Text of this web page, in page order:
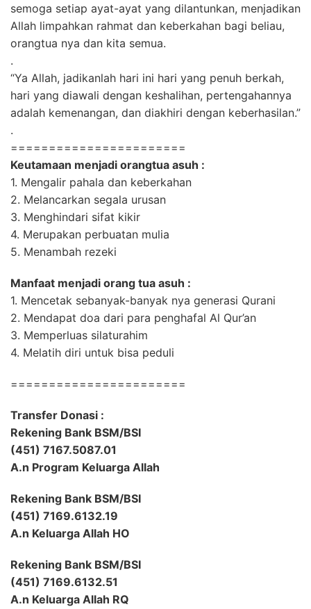
semoga setiap ayat-ayat yang dilantunkan, menjadikan
Allah limpahkan rahmat dan keberkahan bagi beliau,
orangtua nya dan kita semua.
.
“Ya Allah, jadikanlah hari ini hari yang penuh berkah,
hari yang diawali dengan keshalihan, pertengahannya
adalah kemenangan, dan diakhiri dengan keberhasilan.”
.
=======================
Keutamaan menjadi orangtua asuh :
1. Mengalir pahala dan keberkahan
2. Melancarkan segala urusan
3. Menghindari sifat kikir
4. Merupakan perbuatan mulia
5. Menambah rezeki
Manfaat menjadi orang tua asuh :
1. Mencetak sebanyak-banyak nya generasi Qurani
2. Mendapat doa dari para penghafal Al Qur’an
3. Memperluas silaturahim
4. Melatih diri untuk bisa peduli
=======================
Transfer Donasi :
Rekening Bank BSM/BSI
(451) 7167.5087.01
A.n Program Keluarga Allah
Rekening Bank BSM/BSI
(451) 7169.6132.19
A.n Keluarga Allah HO
Rekening Bank BSM/BSI
(451) 7169.6132.51
A.n Keluarga Allah RQ